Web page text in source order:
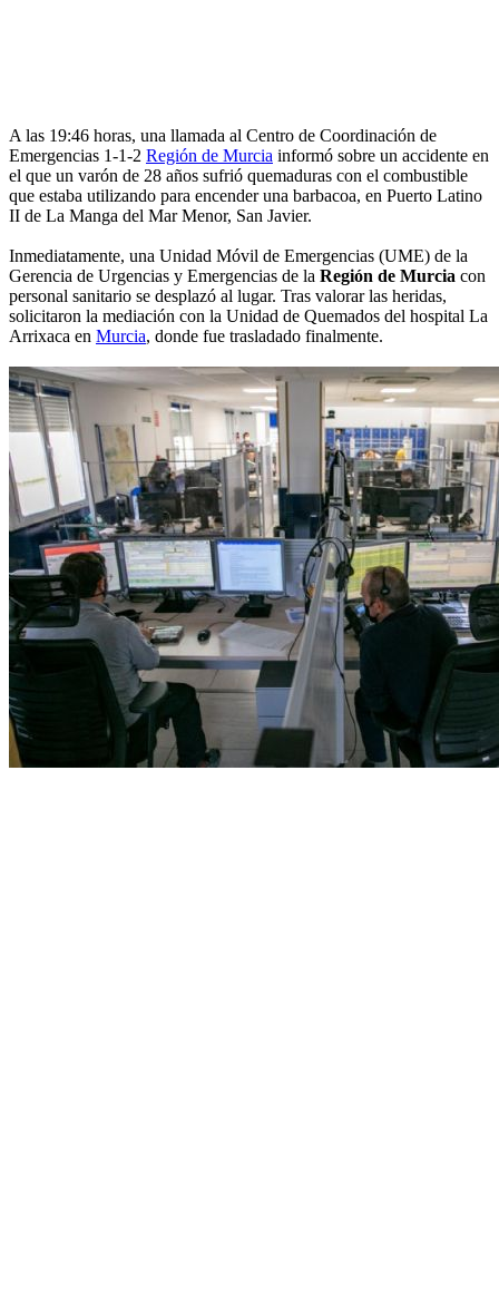
A las 19:46 horas, una llamada al Centro de Coordinación de
Emergencias 1-1-2 Región de Murcia informó sobre un accidente en
el que un varón de 28 años sufrió quemaduras con el combustible
que estaba utilizando para encender una barbacoa, en Puerto Latino
II de La Manga del Mar Menor, San Javier.
Inmediatamente, una Unidad Móvil de Emergencias (UME) de la
Gerencia de Urgencias y Emergencias de la Región de Murcia con
personal sanitario se desplazó al lugar. Tras valorar las heridas,
solicitaron la mediación con la Unidad de Quemados del hospital La
Arrixaca en Murcia, donde fue trasladado finalmente.